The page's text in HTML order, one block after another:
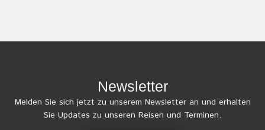
Newsletter
Melden Sie sich jetzt zu unserem Newsletter an und erhalten
Sie Updates zu unseren Reisen und Terminen.